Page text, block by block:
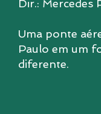
Dir.: Mercedes
Uma ponte
Paulo em um
diferente.